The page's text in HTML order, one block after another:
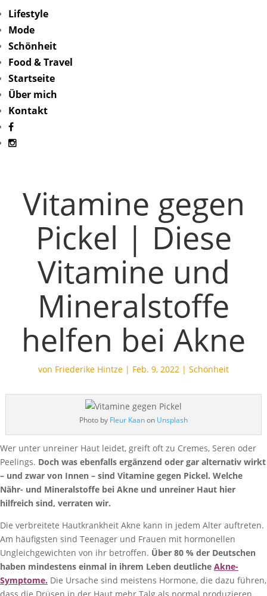
Lifestyle
Mode
Schönheit
Food & Travel
Startseite
Über mich
Kontakt
Vitamine gegen
Pickel | Diese
Vitamine und
Mineralstoffe
helfen bei Akne
von Friederike Hintze | Feb. 9, 2022 | Schönheit
Photo by Fleur Kaanon Unsplash
Wer unter unreiner Haut leidet, greift oft zu Cremes, Seren oder
Peelings. Doch was ebenfalls ergänzend oder gar alternativ wirkt
– und zwar von Innen – sind Vitamine gegen Pickel. Welche
Nähr- und Mineralstoffe bei Akne und unreiner Haut hier
hilfreich sind, verraten wir.
Die verbreitete Hautkrankheit Akne kann in jedem Alter auftreten.
Am häufigsten sind Teenager und Frauen mit hormonellen
Ungleichgewichten von ihr betroffen. Über 80 % der Deutschen
haben mindestens einmal in ihrem Leben deutliche Akne-
Symptome. Die Ursache sind meistens Hormone, die dazu führen,